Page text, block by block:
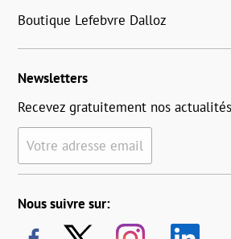
Boutique Lefebvre Dalloz
Newsletters
Recevez gratuitement nos
Votre adresse email
Nous suivre sur: